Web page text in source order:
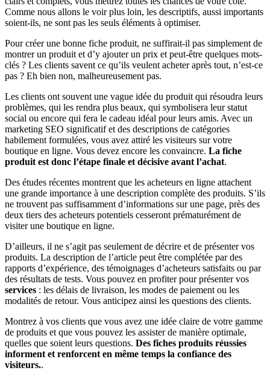
Comme nous allons le voir plus loin, les descriptifs, aussi importants
soient-ils, ne sont pas les seuls éléments à optimiser.
Pour créer une bonne fiche produit, ne suffirait-il pas simplement de
montrer un produit et d’y ajouter un prix et peut-être quelques mots-
clés ? Les clients savent ce qu’ils veulent acheter après tout, n’est-ce
pas ? Eh bien non, malheureusement pas.
Les clients ont souvent une vague idée du produit qui résoudra leurs
problèmes, qui les rendra plus beaux, qui symbolisera leur statut
social ou encore qui fera le cadeau idéal pour leurs amis. Avec un
marketing SEO significatif et des descriptions de catégories
habilement formulées, vous avez attiré les visiteurs sur votre
boutique en ligne. Vous devez encore les convaincre. La fiche
produit est donc l’étape finale et décisive avant l’achat.
Des études récentes montrent que les acheteurs en ligne attachent
une grande importance à une description complète des produits. S’ils
ne trouvent pas suffisamment d’informations sur une page, près des
deux tiers des acheteurs potentiels cesseront prématurément de
visiter une boutique en ligne.
D’ailleurs, il ne s’agit pas seulement de décrire et de présenter vos
produits. La description de l’article peut être complétée par des
rapports d’expérience, des témoignages d’acheteurs satisfaits ou par
des résultats de tests. Vous pouvez en profiter pour présenter vos
services : les délais de livraison, les modes de paiement ou les
modalités de retour. Vous anticipez ainsi les questions des clients.
Montrez à vos clients que vous avez une idée claire de votre gamme
de produits et que vous pouvez les assister de manière optimale,
quelles que soient leurs questions. Des fiches produits réussies
informent et renforcent en même temps la confiance des
visiteurs..